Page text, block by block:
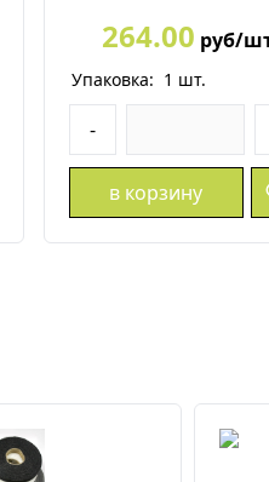
264.00 руб/
Упаковка: 1 шт.
-
в корзину